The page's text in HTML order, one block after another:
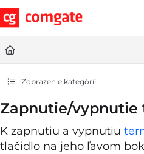
Documentation Index
Fetch the complete documentation
Use this file to discover all available
Zobrazenie kategórií
Zapnutie/vypnutie
K zapnutiu a vypnutiu
tlačidlo na jeho ľavom